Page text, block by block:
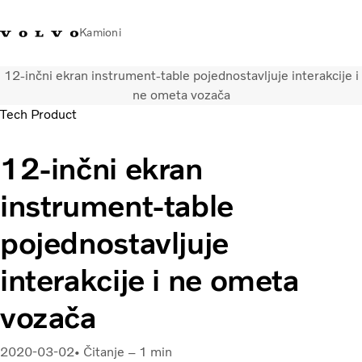
Kamioni
Volvo Trucks Bosna i
Prodavaonica Volvo Trucks
promo materijala
Prijava
Bosna I
Kamioni
Usluge
Lokator distributera
Vijesti
O nama
Volvo Truck Builder
Kontaktirajte nas
12-inčni ekran instrument-table pojednostavljuje interakcije i
ne ometa vozača
Tech Product
12-inčni ekran
instrument-table
pojednostavljuje
interakcije i ne ometa
vozača
2020-03-02 Čitanje – 1 min